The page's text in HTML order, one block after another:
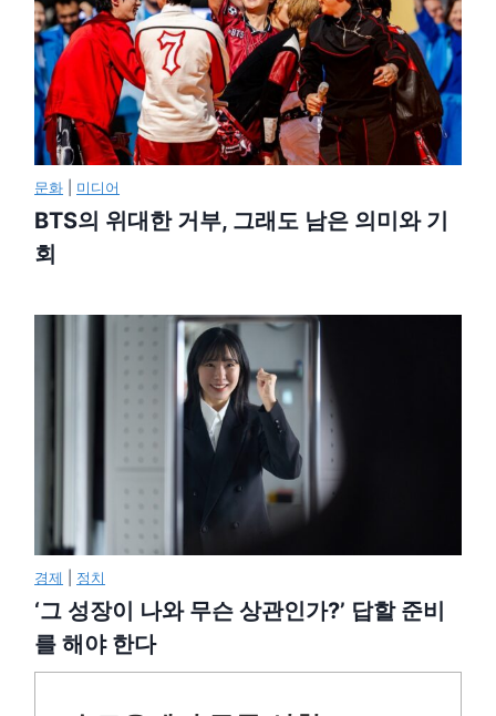
문화 미디어
BTS의 위대한 거부, 그래도 남은 의미와 기
회
경제 정치
‘그 성장이 나와 무슨 상관인가?’ 답할 준비
를 해야 한다